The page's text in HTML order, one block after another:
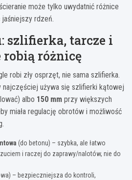
może tylko uwydatnić różnice
jaśniejszy rdzeń.
szlifierka, tarcze i
robią różnicę
robi zły osprzęt, nie sama szlifierka.
najczęściej używa się szlifierki kątowej
albo 150 mm przy większych
miała regulację obrotów i możliwość
(do betonu) – szybka, ale łatwo
i raczej do zaprawy/nalotów, nie do
– bezpieczniejsza do kontroli,